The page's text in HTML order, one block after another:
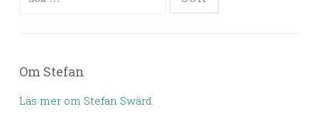
Om Stefan
Läs mer om Stefan Swärd.